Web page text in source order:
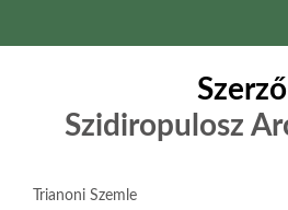
Szidiropulosz
Trianoni Szemle